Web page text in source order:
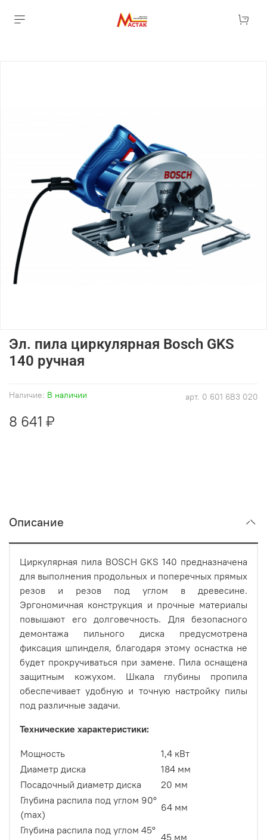
арт. 0 601 6B3 020
Наличие: В наличии
Эл. пила циркулярная Bosch GKS
140 ручная
8 641 ₽
Описание
Циркулярная пила BOSCH GKS 140 предназначена
для выполнения продольных и поперечных прямых
резов и резов под углом в древесине.
Эргономичная конструкция и прочные материалы
повышают его долговечность. Для безопасного
демонтажа пильного диска предусмотрена
фиксация шпинделя, благодаря этому оснастка не
будет прокручиваться при замене. Пила оснащена
защитным кожухом. Шкала глубины пропила
обеспечивает удобную и точную настройку пилы
под различные задачи.
Технические характеристики:
Мощность
1,4 кВт
Диаметр диска
184 мм
Посадочный диаметр диска
20 мм
Глубина распила под углом 90°
(max)
64 мм
Глубина распила под углом 45°
45 мм